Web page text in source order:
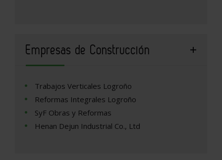
Empresas de Construcción
Trabajos Verticales Logroño
Reformas Integrales Logroño
SyF Obras y Reformas
Henan Dejun Industrial Co., Ltd